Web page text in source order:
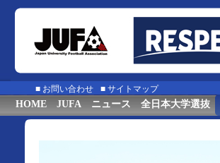
■ お問い合わせ ■ サイトマップ
HOME JUFA ニュース 全日本大学選抜